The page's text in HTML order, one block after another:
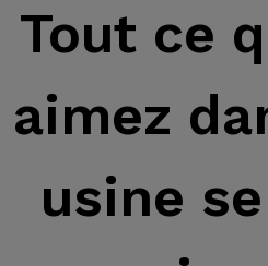
Tout ce
aimez
usine